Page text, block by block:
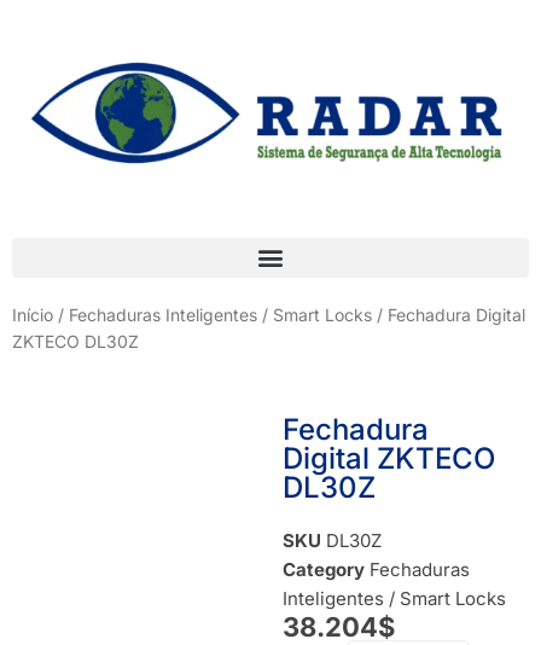
Início / Fechaduras Inteligentes / Smart Locks / Fechadura Digital
ZKTECO DL30Z
Fechadura
Digital ZKTECO
DL30Z
SKU DL30Z
Category Fechaduras
Inteligentes / Smart Locks
38.204$